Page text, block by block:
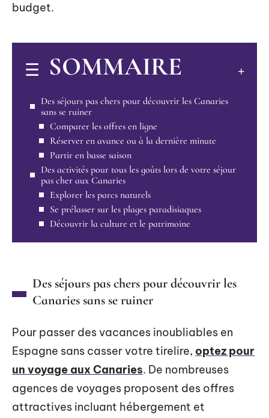
budget.
SOMMAIRE
Des séjours pas chers pour découvrir les Canaries
sans se ruiner
Comparer les offres en ligne
Réserver en avance ou à la dernière minute
Partir en basse saison
Des activités pour tous les goûts lors de votre séjour
pas cher aux Canaries
Explorer les parcs naturels
Se prélasser sur les plages paradisiaques
Découvrir la culture et le patrimoine
Des séjours pas chers pour découvrir les
Canaries sans se ruiner
Pour passer des vacances inoubliables en
Espagne sans casser votre tirelire, optez pour
un voyage aux Canaries. De nombreuses
agences de voyages proposent des offres
attractives incluant hébergement et